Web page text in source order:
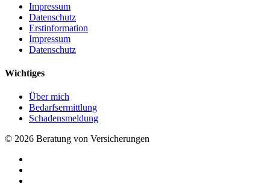
Impressum
Datenschutz
Erstinformation
Impressum
Datenschutz
Wichtiges
Über mich
Bedarfsermittlung
Schadensmeldung
© 2026 Beratung von Versicherungen